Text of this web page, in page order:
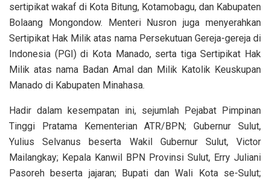
sertipikat wakaf di Kota Bitung, Kotamobagu, dan Kabupaten
Bolaang Mongondow. Menteri Nusron juga menyerahkan
Sertipikat Hak Milik atas nama Persekutuan Gereja-gereja di
Indonesia (PGI) di Kota Manado, serta tiga Sertipikat Hak
Milik atas nama Badan Amal dan Milik Katolik Keuskupan
Manado di Kabupaten Minahasa.
Hadir dalam kesempatan ini, sejumlah Pejabat Pimpinan
Tinggi Pratama Kementerian ATR/BPN; Gubernur Sulut,
Yulius Selvanus beserta Wakil Gubernur Sulut, Victor
Mailangkay; Kepala Kanwil BPN Provinsi Sulut, Erry Juliani
Pasoreh beserta jajaran; Bupati dan Wali Kota se-Sulut;